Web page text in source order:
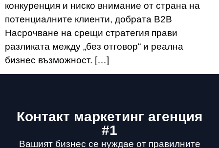
конкуренция и ниско внимание от страна на
потенциалните клиенти, добрата B2B
Насрочване на срещи стратегия прави
разликата между „без отговор“ и реална
бизнес възможност. […]
Контакт маркетинг агенция
#1
Вашият бизнес се нуждае от правилните